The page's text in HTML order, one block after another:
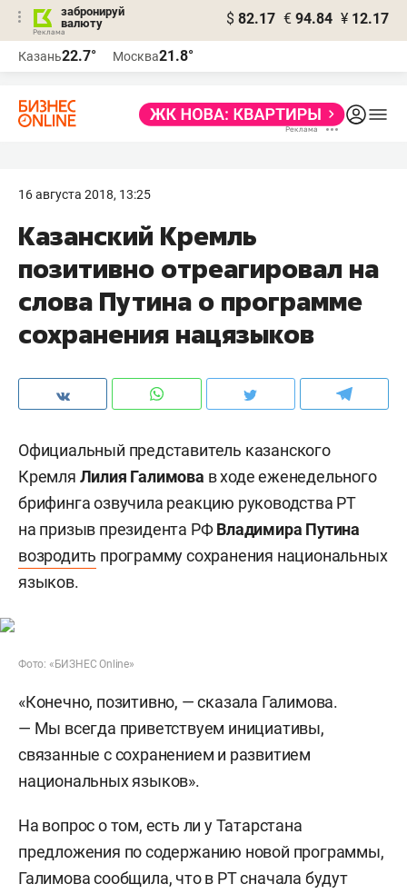
забронируй
валюту
$ 82.17 € 94.84 ¥ 12.17
Казань22.7° Москва21.8°
16 августа 2018, 13:25
Казанский Кремль
позитивно отреагировал на
слова Путина о программе
сохранения нацязыков
Официальный представитель казанского
Кремля Лилия Галимова в ходе еженедельного
брифинга озвучила реакцию руководства РТ
на призыв президента РФВладимира Путина
возродить программу сохранения национальных
языков.
Фото: «БИЗНЕС Online»
«Конечно, позитивно, — сказала Галимова.
— Мы всегда приветствуем инициативы,
связанные с сохранением и развитием
национальных языков».
На вопрос о том, есть ли у Татарстана
предложения по содержанию новой программы,
Галимова сообщила, что в РТ сначала будут